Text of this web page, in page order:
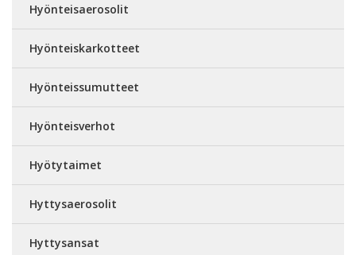
Hyönteisaerosolit
Hyönteiskarkotteet
Hyönteissumutteet
Hyönteisverhot
Hyötytaimet
Hyttysaerosolit
Hyttysansat